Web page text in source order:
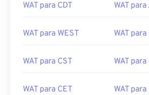
WAT para CDT WAT
WAT para WEST WAT para
WAT para CST WAT
WAT para CET WAT